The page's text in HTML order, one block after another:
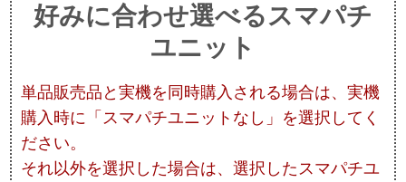
好みに合わせ選べるスマパチ
ユニット
単品販売品と実機を同時購入される場合は、実機
購入時に「スマパチユニットなし」を選択してく
ださい。
それ以外を選択した場合は、選択したスマパチユ